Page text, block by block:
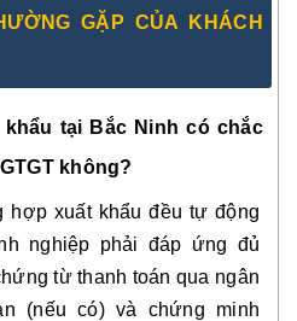
GẶP CỦA KHÁCH
tại Bắc Ninh có chắc
không?
hợp xuất khẩu đều tự động
nghiệp phải đáp ứng đủ
từ thanh toán qua ngân
(nếu có) và chứng minh